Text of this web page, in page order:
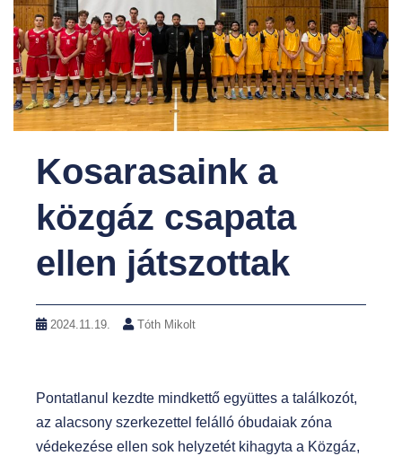
Kosarasaink a
közgáz csapata
ellen játszottak
2024.11.19. Tóth Mikolt
Pontatlanul kezdte mindkettő együttes a találkozót,
az alacsony szerkezettel felálló óbudaiak zóna
védekezése ellen sok helyzetét kihagyta a Közgáz,